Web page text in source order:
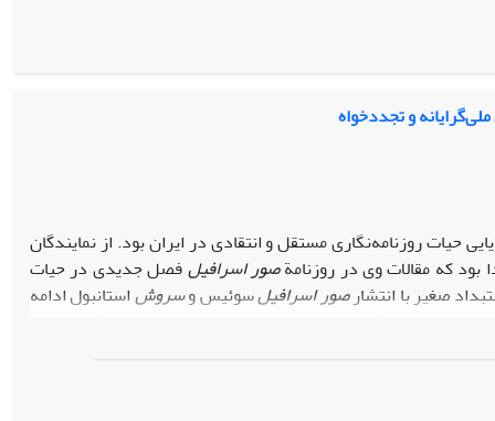
و تجددخواه
حیات روزنامه‌نگاری مستقل و انتقادی در ایران بود. از نمایندگان
بود که مقالات وی در روزنامةصور اسرافیلفصل جدیدی در حیات
صغیر با انتشارصور اسرافیلسوئیس وسروشاستانبول ادامه
عمدتاً با مسئلة استقلال و تمامیت ارضی ایران پیوند داشت و
این زمان شد. به‌ نظر می‌رسد این تحول پس از مشروطه نخست در